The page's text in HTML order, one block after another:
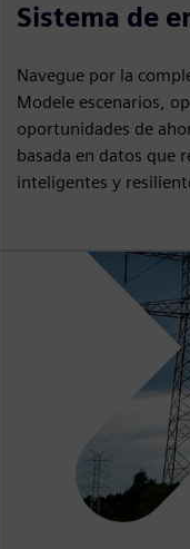
Sistema de
Navegue por la
Modele escenarios,
oportunidades de
basada en datos que
inteligentes y